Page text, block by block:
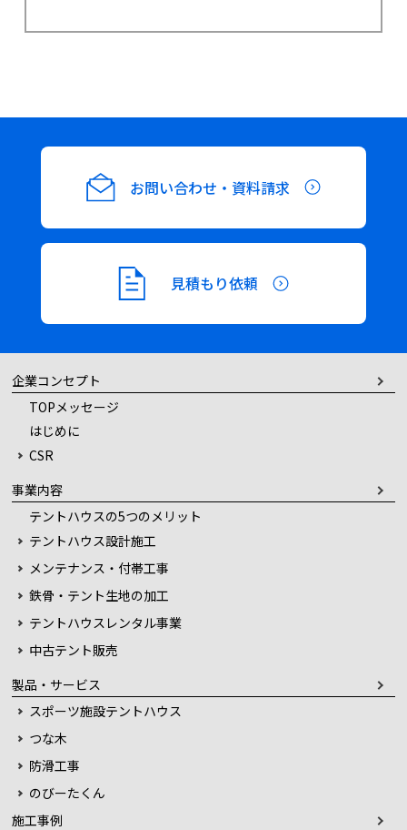
お問い合わせ・資料請求
見積もり依頼
企業コンセプト
TOPメッセージ
はじめに
CSR
事業内容
テントハウスの5つのメリット
テントハウス設計施工
メンテナンス・付帯工事
鉄骨・テント生地の加工
テントハウスレンタル事業
中古テント販売
製品・サービス
スポーツ施設テントハウス
つな木
防滑工事
のびーたくん
施工事例